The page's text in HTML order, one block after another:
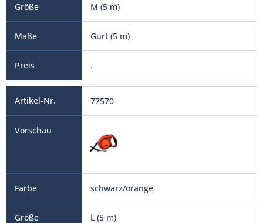
M (5 m)
Gurt (5 m)
.
77570
schwarz/orange
L (5 m)